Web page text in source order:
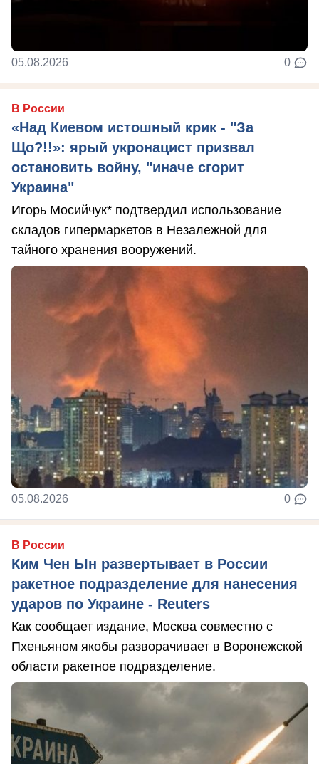
05.08.2026 0
В России
«Над Киевом истошный крик - "За
Що?!!»: ярый укронацист призвал
остановить войну, "иначе сгорит
Украина"
Игорь Мосийчук* подтвердил использование
складов гипермаркетов в Незалежной для
тайного хранения вооружений.
05.08.2026 0
В России
Ким Чен Ын развертывает в России
ракетное подразделение для нанесения
ударов по Украине - Reuters
Как сообщает издание, Москва совместно с
Пхеньяном якобы разворачивает в Воронежской
области ракетное подразделение.